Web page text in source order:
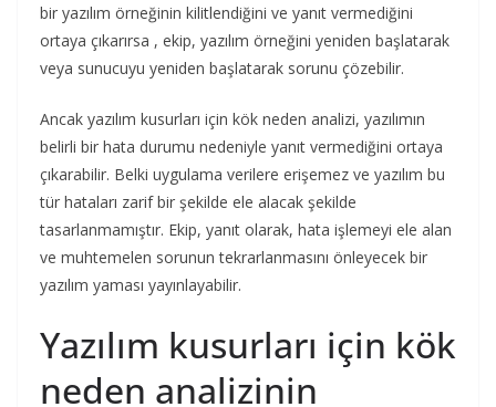
bir yazılım örneğinin kilitlendiğini ve yanıt vermediğini
ortaya çıkarırsa , ekip, yazılım örneğini yeniden başlatarak
veya sunucuyu yeniden başlatarak sorunu çözebilir.
Ancak yazılım kusurları için kök neden analizi, yazılımın
belirli bir hata durumu nedeniyle yanıt vermediğini ortaya
çıkarabilir. Belki uygulama verilere erişemez ve yazılım bu
tür hataları zarif bir şekilde ele alacak şekilde
tasarlanmamıştır. Ekip, yanıt olarak, hata işlemeyi ele alan
ve muhtemelen sorunun tekrarlanmasını önleyecek bir
yazılım yaması yayınlayabilir.
Yazılım kusurları için kök
neden analizinin